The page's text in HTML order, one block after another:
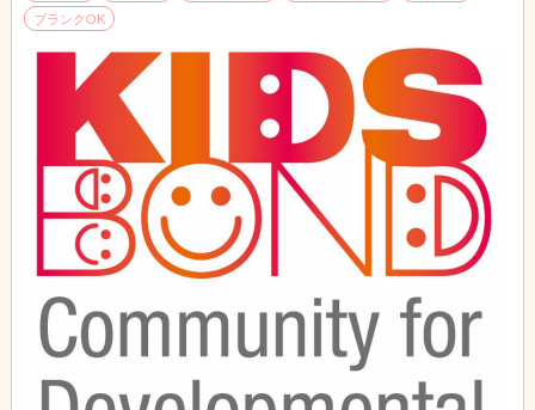
土曜・学校休業日（夏休み等）
9：00 各家庭まで車で子どもたちをお迎え。
9：30 施設到着後、イベント。お出かけに行ったり、施設内で
みんなで協力してお料理したり・・・。イベントはみんなで意見
を出して考えます。
17：00 子どもたちを各家庭まで車で送ります。
17：30 施設に戻って後片付け後、終業。
ブランクOK